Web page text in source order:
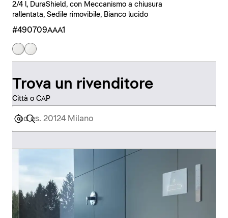
2/4 l, DuraShield, con Meccanismo a chiusura
rallentata, Sedile rimovibile, Bianco lucido
#490709AAA1
Trova un rivenditore
Città o CAP